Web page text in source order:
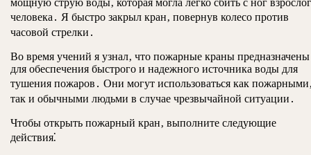
мощную струю воды‚ которая могла легко сбить с ног
человека․ Я быстро закрыл кран‚ повернув колесо против
часовой стрелки․
Во время учений я узнал‚ что пожарные краны предназначены
для обеспечения быстрого и надежного источника воды для
тушения пожаров․ Они могут использоваться как
так и обычными людьми в случае чрезвычайной ситуации․
Чтобы открыть пожарный кран‚ выполните следующие
действия⁚